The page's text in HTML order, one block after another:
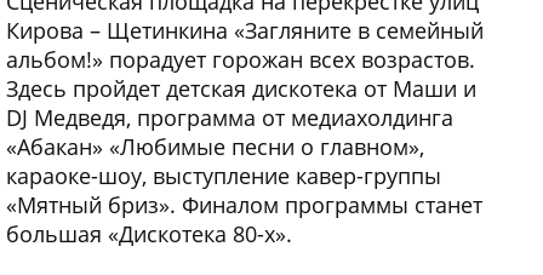
Кирова – Щетинкина «Загляните в семейный
альбом!» порадует горожан всех возрастов.
Здесь пройдет детская дискотека от Маши и
DJ Медведя, программа от медиахолдинга
«Абакан» «Любимые песни о главном»,
караоке-шоу, выступление кавер-группы
«Мятный бриз». Финалом программы станет
большая «Дискотека 80-х».